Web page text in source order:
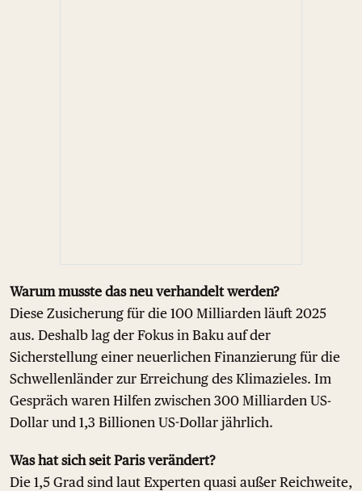
Warum musste das neu verhandelt werden?
Diese Zusicherung für die 100 Milliarden läuft 2025
aus. Deshalb lag der Fokus in Baku auf der
Sicherstellung einer neuerlichen Finanzierung für die
Schwellenländer zur Erreichung des Klimazieles. Im
Gespräch waren Hilfen zwischen 300 Milliarden US-
Dollar und 1,3 Billionen US-Dollar jährlich.
Was hat sich seit Paris verändert?
Die 1,5 Grad sind laut Experten quasi außer Reichweite,